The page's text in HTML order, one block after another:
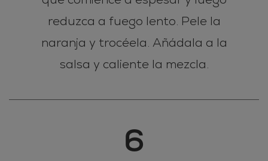
reduzca a fuego lento. Pele la
naranja y trocéela. Añádala a la
salsa y caliente la mezcla.
6